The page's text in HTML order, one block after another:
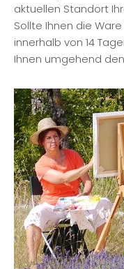
aktuellen Standort
Sollte Ihnen die
innerhalb von 14
Ihnen umgehend